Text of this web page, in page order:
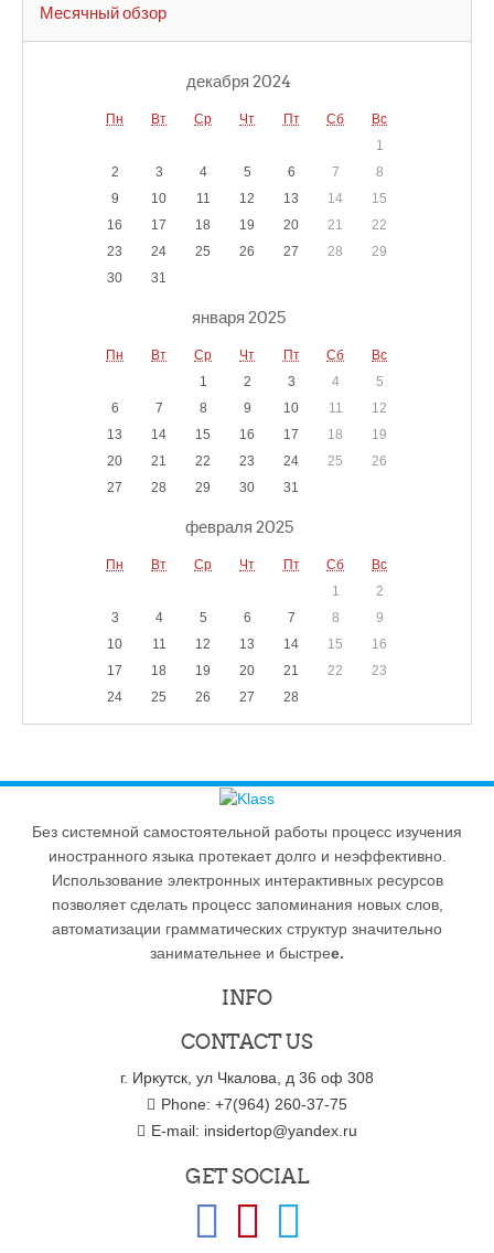
Месячный обзор
декабря 2024
Пн Вт Ср Чт Пт Сб
Вс
1
2
3 4 5 6 7
8
9
10 11 12 13 14
15
16
17 18 19 20 21
22
23
24 25 26 27 28
29
30
31
января 2025
Пн Вт Ср Чт Пт Сб
Вс
1
2 3 4
5
6
7 8 9 10 11
12
13
14 15 16 17 18
19
20
21 22 23 24 25
26
27
28 29 30 31
февраля 2025
Пн Вт Ср Чт Пт Сб
Вс
1
2
3
4 5 6 7 8
9
10
11 12 13 14 15
16
17
18 19 20 21 22
23
24
25 26 27 28
Без системной самостоятельной работы процесс изучения
иностранного языка протекает долго и неэффективно.
Использование электронных интерактивных ресурсов
позволяет сделать процесс запоминания новых слов,
автоматизации грамматических структур значительно
занимательнее и быстрее.
INFO
CONTACT US
г. Иркутск, ул Чкалова, д 36 оф 308
Phone: +7(964) 260-37-75
E-mail: insidertop@yandex.ru
GET SOCIAL